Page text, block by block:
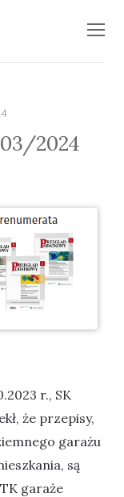
2024
r., SK
że przepisy,
garażu
są
garaże